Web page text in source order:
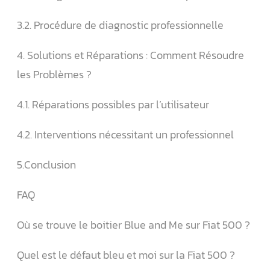
3.2. Procédure de diagnostic professionnelle
4. Solutions et Réparations : Comment Résoudre
les Problèmes ?
4.1. Réparations possibles par l’utilisateur
4.2. Interventions nécessitant un professionnel
5.Conclusion
FAQ
Où se trouve le boitier Blue and Me sur Fiat 500 ?
Quel est le défaut bleu et moi sur la Fiat 500 ?